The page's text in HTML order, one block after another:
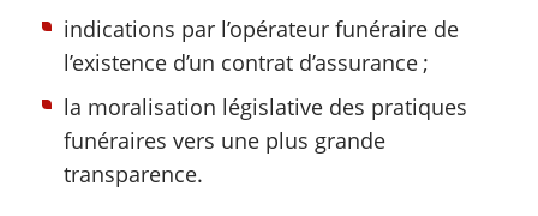
indications par l’opérateur funéraire de
l’existence d’un contrat d’assurance ;
la moralisation législative des pratiques
funéraires vers une plus grande
transparence.